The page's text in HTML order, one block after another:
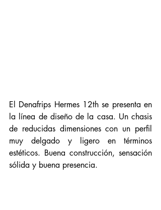
El Denafrips Hermes 12th se presenta en
la línea de diseño de la casa. Un chasis
de reducidas dimensiones con un perfil
muy delgado y ligero en términos
estéticos. Buena construcción, sensación
sólida y buena presencia.